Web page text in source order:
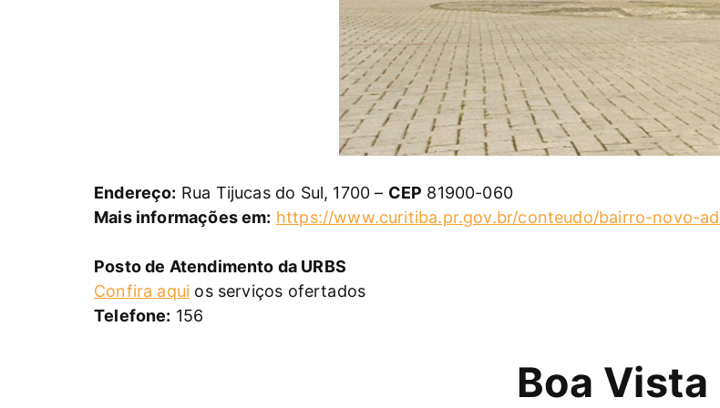
Endereço: Rua Tijucas do Sul, 1700 – CEP 81900-060
Mais informações em: https://www.curitiba.pr.gov.br/conteudo/bairro-novo-
Posto de Atendimento da URBS
Confira aqui os serviços ofertados
Telefone: 156
Boa Vista